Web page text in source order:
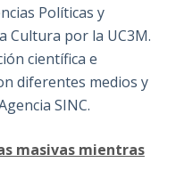
Políticas y
Cultura por la UC3M.
científica e
diferentes medios y
SINC.
masivas mientras